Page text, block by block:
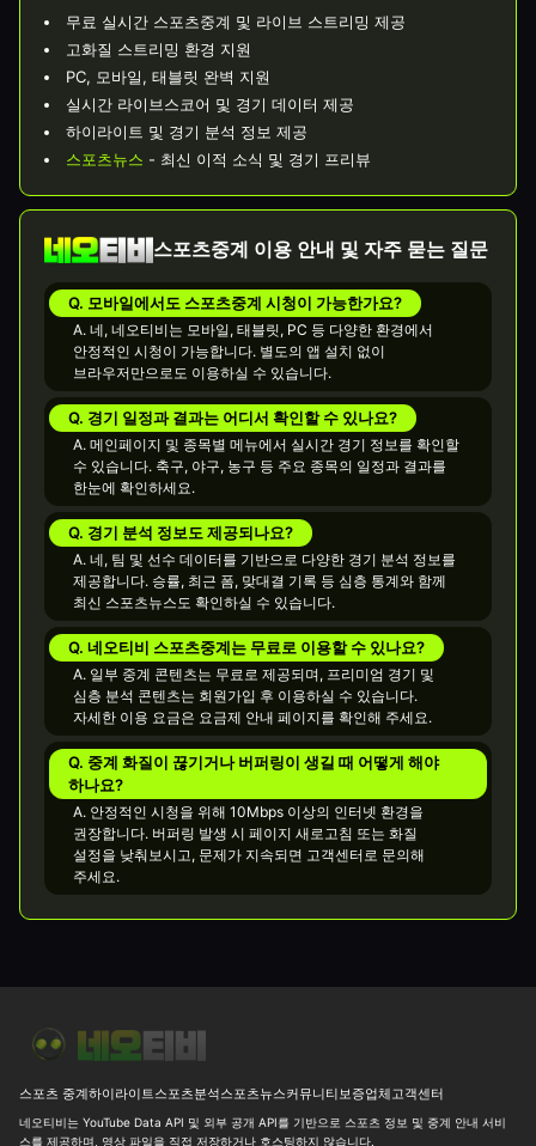
무료 실시간 스포츠중계 및 라이브 스트리밍 제공
고화질 스트리밍 환경 지원
PC, 모바일, 태블릿 완벽 지원
실시간 라이브스코어 및 경기 데이터 제공
하이라이트 및 경기 분석 정보 제공
스포츠뉴스 - 최신 이적 소식 및 경기 프리뷰
스포츠중계 이용 안내 및 자주 묻는 질문
Q. 모바일에서도 스포츠중계 시청이 가능한가요?
A. 네, 네오티비는 모바일, 태블릿, PC 등 다양한 환경에서
안정적인 시청이 가능합니다. 별도의 앱 설치 없이
브라우저만으로도 이용하실 수 있습니다.
Q. 경기 일정과 결과는 어디서 확인할 수 있나요?
A. 메인페이지 및 종목별 메뉴에서 실시간 경기 정보를 확인할
수 있습니다. 축구, 야구, 농구 등 주요 종목의 일정과 결과를
한눈에 확인하세요.
Q. 경기 분석 정보도 제공되나요?
A. 네, 팀 및 선수 데이터를 기반으로 다양한 경기 분석 정보를
제공합니다. 승률, 최근 폼, 맞대결 기록 등 심층 통계와 함께
최신 스포츠뉴스도 확인하실 수 있습니다.
Q. 네오티비 스포츠중계는 무료로 이용할 수 있나요?
A. 일부 중계 콘텐츠는 무료로 제공되며, 프리미엄 경기 및
심층 분석 콘텐츠는 회원가입 후 이용하실 수 있습니다.
자세한 이용 요금은 요금제 안내 페이지를 확인해 주세요.
Q. 중계 화질이 끊기거나 버퍼링이 생길 때 어떻게 해야
하나요?
A. 안정적인 시청을 위해 10Mbps 이상의 인터넷 환경을
권장합니다. 버퍼링 발생 시 페이지 새로고침 또는 화질
설정을 낮춰보시고, 문제가 지속되면 고객센터로 문의해
주세요.
스포츠 중계하이라이트스포츠분석스포츠뉴스커뮤니티보증업체고객센터
네오티비는 YouTube Data API 및 외부 공개 API를 기반으로 스포츠 정보 및 중계 안내 서비
스를 제공하며, 영상 파일을 직접 저장하거나 호스팅하지 않습니다.